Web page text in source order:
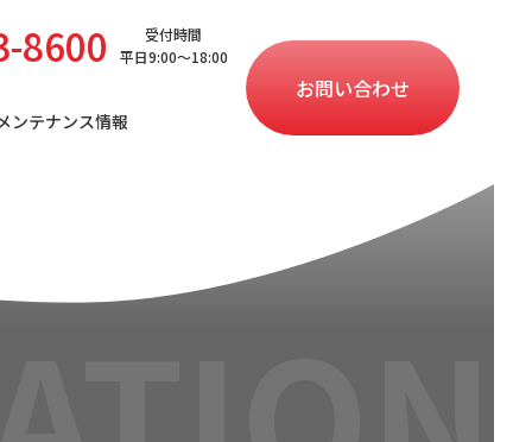
8600
受付時間
平日9:00〜18:00
ンテナンス情報
お問い合わせ